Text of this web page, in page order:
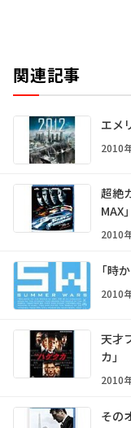
関連記事
エメ
2010
超絶
MAX」
2010
「時
2010
天才
カ」
2010
その